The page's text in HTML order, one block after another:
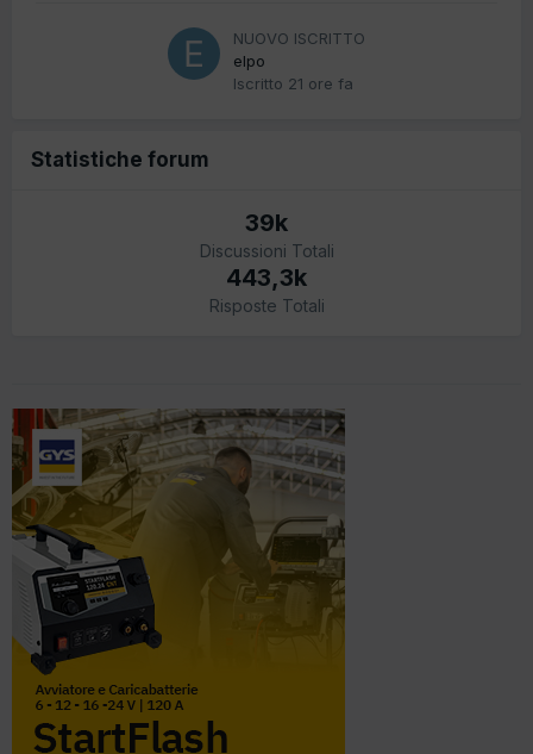
NUOVO ISCRITTO
elpo
Iscritto 21 ore fa
Statistiche forum
39k
Discussioni Totali
443,3k
Risposte Totali